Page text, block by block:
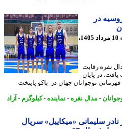
در
5 روز پیش - شنبه 10 مرداد 1405،
نقره رقابت
در پایان
نوجوانان جهان در باکو پایتخت
-مدال نقره -نماینده-کیلوگرم-آزاد
«میکاییل» سریال